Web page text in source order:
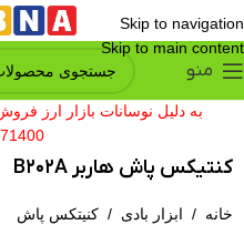
Skip to navigation
Skip to main content
منو
به دلیل نوسانات بازار ارز
کنتیکس پاش هاربر B202A
خانه / ابزار بادی / کنیتکس پاش